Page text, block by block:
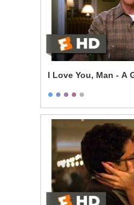
I Love You, Man - A